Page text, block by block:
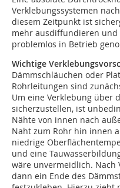
Verklebungssystemen
diesem Zeitpunkt ist
mehr ausdiffundieren und
problemlos in Betrieb
Wichtige
Dämmschläuchen oder
Rohrleitungen sind
Um eine Verklebung über
sicherzustellen, ist
Nähte von innen nach
Naht zum Rohr hin innen
niedrige
und eine
wäre unvermeidlich. Nach
dann ein Ende des